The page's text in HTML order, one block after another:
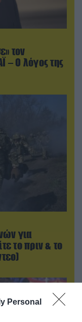
Personal
τον
– Ο λόγος της
για
το πριν & το